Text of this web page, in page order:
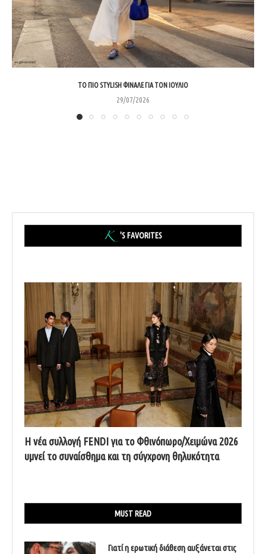
ΤΟ ΠΙΟ STYLISH ΦΙΝΆΛΕ ΓΙΑ ΤΟΝ ΙΟΎΛΙΟ
29/07/2026
'S FAVORITES
Η νέα συλλογή FENDI για το Φθινόπωρο/Χειμώνα 2026
υμνεί το συναίσθημα και τη σύγχρονη θηλυκότητα
MUST READ
Γιατί η ερωτική διάθεση αυξάνεται στις